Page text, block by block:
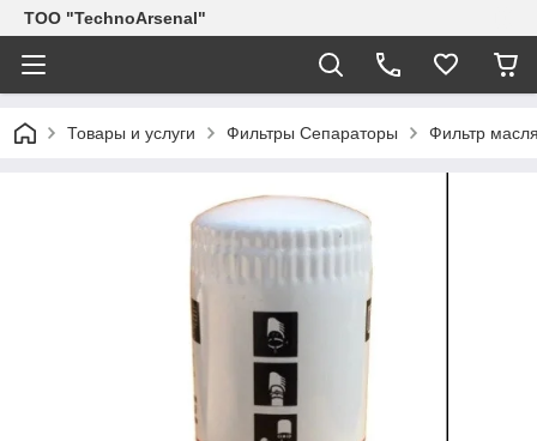
ТОО "TechnoArsenal"
Товары и услуги Фильтры Сепараторы Фильтр